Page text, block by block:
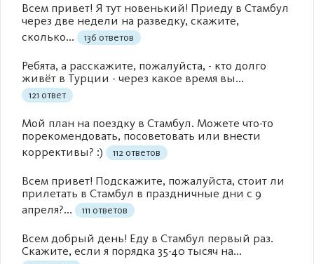
Всем привет! Я тут новенький! Приеду в Стамбул
через две недели на разведку, скажите,
сколько...
136 ответов
Ребята, а расскажите, пожалуйста, - кто долго
живёт в Турции - через какое время вы...
121 ответ
Мой план на поездку в Стамбул. Можете что-то
порекомендовать, посоветовать или внести
коррективы? :)
112 ответов
Всем привет! Подскажите, пожалуйста, стоит ли
прилетать в Стамбул в праздничные дни с 9
апреля?...
111 ответов
Всем добрый день! Еду в Стамбул первый раз.
Скажите, если я порядка 35-40 тысяч на...